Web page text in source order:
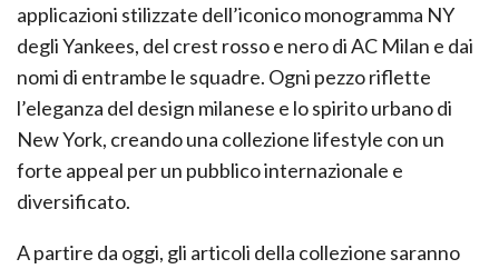
applicazioni stilizzate dell’iconico monogramma NY
degli Yankees, del crest rosso e nero di AC Milan e dai
nomi di entrambe le squadre. Ogni pezzo riflette
l’eleganza del design milanese e lo spirito urbano di
New York, creando una collezione lifestyle con un
forte appeal per un pubblico internazionale e
diversificato.
A partire da oggi, gli articoli della collezione saranno